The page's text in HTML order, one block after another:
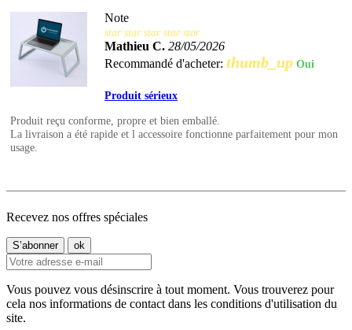
Note
star star star star star
Mathieu C. 28/05/2026
Recommandé d'acheter: thumb_up Oui
Produit sérieux
Produit reçu conforme, propre et bien emballé.
La livraison a été rapide et l accessoire fonctionne parfaitement pour mon
usage.
Recevez nos offres spéciales
Vous pouvez vous désinscrire à tout moment. Vous trouverez pour
cela nos informations de contact dans les conditions d'utilisation du
site.